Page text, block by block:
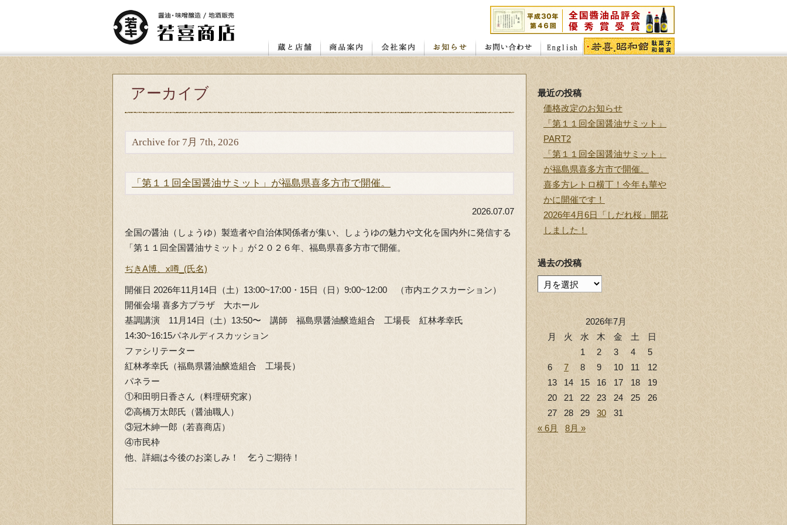
アーカイブ
Archive for 7月 7th, 2026
「第１１回全国醤油サミット」が福島県喜多方市で開催。
2026.07.07
全国の醤油（しょうゆ）製造者や自治体関係者が集い、しょうゆの魅力や文化を国内外に発信する
「第１１回全国醤油サミット」が２０２６年、福島県喜多方市で開催。
ぢきA博、x噂_(氏名)
開催日 2026年11月14日（土）13:00~17:00・15日（日）9:00~12:00 （市内エクスカーション）
開催会場 喜多方プラザ 大ホール
基調講演 11月14日（土）13:50〜 講師 福島県醤油醸造組合 工場長 紅林孝幸氏
14:30~16:15パネルディスカッション
ファシリテーター
紅林孝幸氏（福島県醤油醸造組合 工場長）
パネラー
①和田明日香さん（料理研究家）
②高橋万太郎氏（醤油職人）
③冠木紳一郎（若喜商店）
④市民枠
他、詳細は今後のお楽しみ！ 乞うご期待！
最近の投稿
価格改定のお知らせ
「第１１回全国醤油サミット」
PART2
「第１１回全国醤油サミット」
が福島県喜多方市で開催。
喜多方レトロ横丁！今年も華や
かに開催です！
2026年4月6日「しだれ桜」開花
しました！
過去の投稿
過
去
2026年7月
月
火 水 木 金 土
日
1
2 3 4
5
6
7 8 9 10 11
12
13
14 15 16 17 18
19
20
21 22 23 24 25
26
27
28 29 30
31
« 6月
8月 »